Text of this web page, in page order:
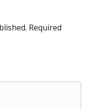
Required